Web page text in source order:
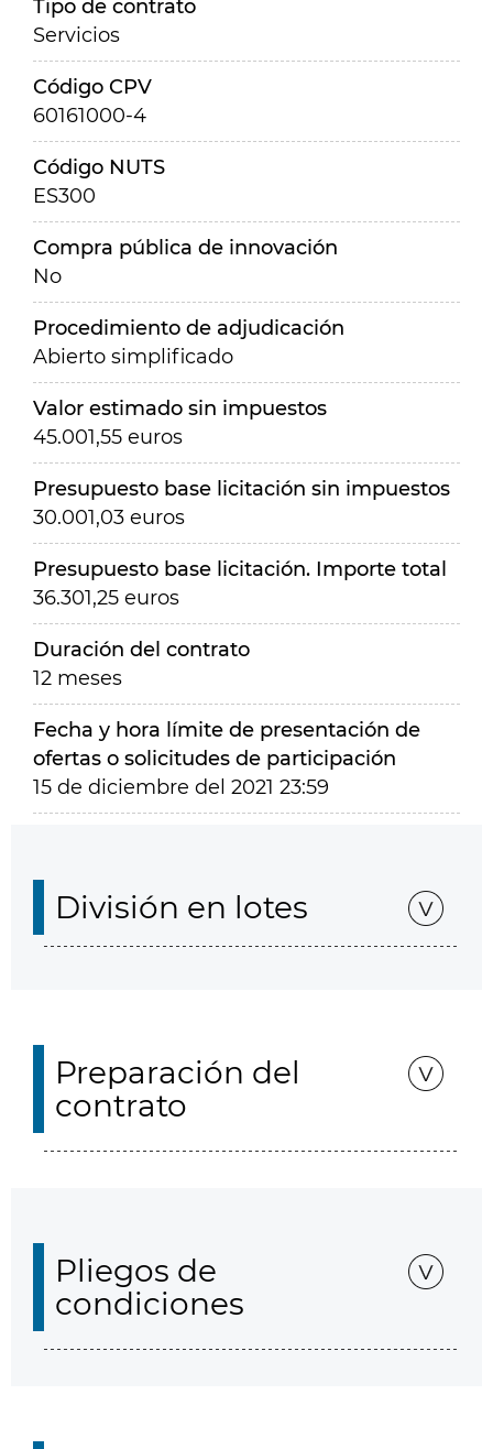
Tipo de contrato
Servicios
Código CPV
60161000-4
Código NUTS
ES300
Compra pública de innovación
No
Procedimiento de adjudicación
Abierto simplificado
Valor estimado sin impuestos
45.001,55 euros
Presupuesto base licitación sin impuestos
30.001,03 euros
Presupuesto base licitación. Importe total
36.301,25 euros
Duración del contrato
12 meses
Fecha y hora límite de presentación de
ofertas o solicitudes de participación
15 de diciembre del 2021 23:59
División en lotes
Preparación del
contrato
Pliegos de
condiciones